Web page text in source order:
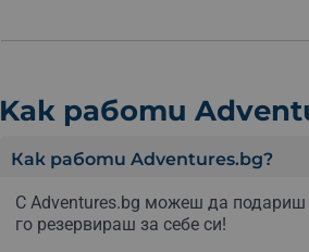
Kак работи
Как работи Adventures.bg?
С Adventures.bg можеш да
го резервираш за себе си!